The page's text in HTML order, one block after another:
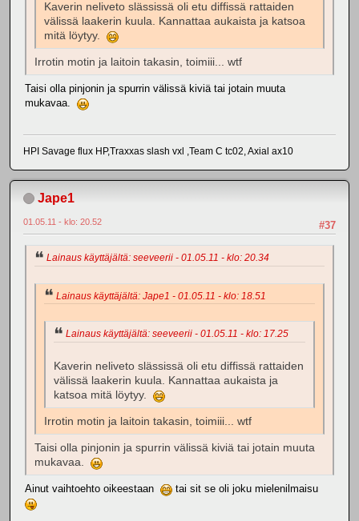
Kaverin neliveto slässissä oli etu diffissä rattaiden
välissä laakerin kuula. Kannattaa aukaista ja katsoa
mitä löytyy.
Irrotin motin ja laitoin takasin, toimiii... wtf
Taisi olla pinjonin ja spurrin välissä kiviä tai jotain muuta
mukavaa.
HPI Savage flux HP,Traxxas slash vxl ,Team C tc02, Axial ax10
Jape1
#37
01.05.11 - klo: 20.52
Lainaus käyttäjältä: seeveerii - 01.05.11 - klo: 20.34
Lainaus käyttäjältä: Jape1 - 01.05.11 - klo: 18.51
Lainaus käyttäjältä: seeveerii - 01.05.11 - klo: 17.25
Kaverin neliveto slässissä oli etu diffissä rattaiden
välissä laakerin kuula. Kannattaa aukaista ja
katsoa mitä löytyy.
Irrotin motin ja laitoin takasin, toimiii... wtf
Taisi olla pinjonin ja spurrin välissä kiviä tai jotain muuta
mukavaa.
Ainut vaihtoehto oikeestaan tai sit se oli joku mielenilmaisu